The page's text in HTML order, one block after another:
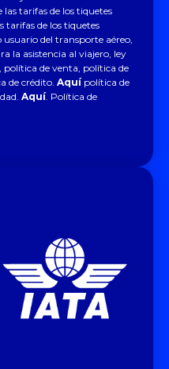
las tarifas de los tiquetes
tarifas de los tiquetes
del transporte aéreo,
la asistencia al viajero, ley
de venta, política de
de crédito. Aquí política de
Aquí. Política de